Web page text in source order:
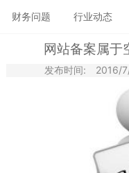
财务问题
行业动态
网站备案属于
发布时间: 2016/